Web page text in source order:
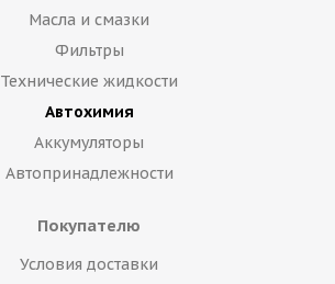
Масла и смазки
Фильтры
Технические жидкости
Автохимия
Аккумуляторы
Автопринадлежности
Покупателю
Условия доставки